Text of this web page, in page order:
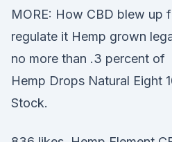
MORE: How CBD blew up
regulate it Hemp grown
no more than .3 percent of
Hemp Drops Natural Eight
Stock.